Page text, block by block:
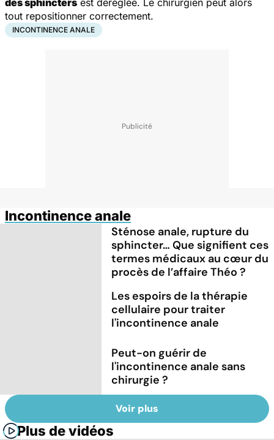
tout repositionner correctement.
INCONTINENCE ANALE
Incontinence anale
Sténose anale, rupture du
sphincter… Que signifient ces
termes médicaux au cœur du
procès de l’affaire Théo ?
Les espoirs de la thérapie
cellulaire pour traiter
l'incontinence anale
Peut-on guérir de
l'incontinence anale sans
chirurgie ?
Voir plus
Plus de vidéos